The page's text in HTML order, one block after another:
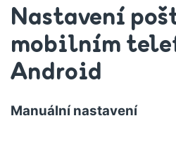
Nastavení
mobilním
Android
Manuální nastavení